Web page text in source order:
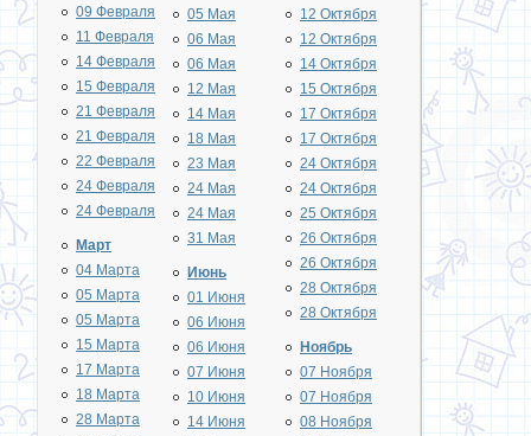
09 Февраля
11 Февраля
14 Февраля
15 Февраля
21 Февраля
21 Февраля
22 Февраля
24 Февраля
24 Февраля
Март
04 Марта
05 Марта
05 Марта
15 Марта
17 Марта
18 Марта
28 Марта
05 Мая
06 Мая
06 Мая
12 Мая
14 Мая
18 Мая
23 Мая
24 Мая
24 Мая
31 Мая
Июнь
01 Июня
06 Июня
06 Июня
07 Июня
10 Июня
14 Июня
12 Октября
12 Октября
14 Октября
15 Октября
17 Октября
17 Октября
24 Октября
24 Октября
25 Октября
26 Октября
26 Октября
28 Октября
28 Октября
Ноябрь
07 Ноября
07 Ноября
08 Ноября